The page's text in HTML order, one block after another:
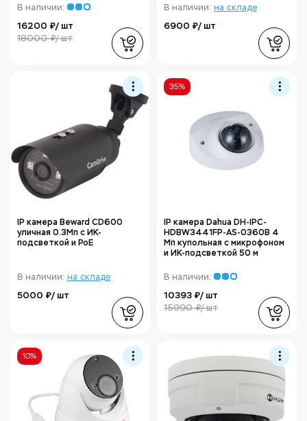
В наличии:
16200 ₽/ шт
18000 ₽/ шт
В наличии: на складе
6900 ₽/ шт
IP камера Beward CD600
уличная 0.3Мп с ИК-
подсветкой и PoE
В наличии: на складе
5000 ₽/ шт
35%
IP камера Dahua DH-IPC-
HDBW3441FP-AS-0360B 4
Мп купольная с микрофоном
и ИК-подсветкой 50 м
В наличии:
10393 ₽/ шт
15990 ₽/ шт
10%